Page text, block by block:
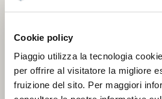
Cookie policy
Piaggio utilizza la tecnologia
per offrire al visitatore la migliore
fruizione del sito. Per maggiori